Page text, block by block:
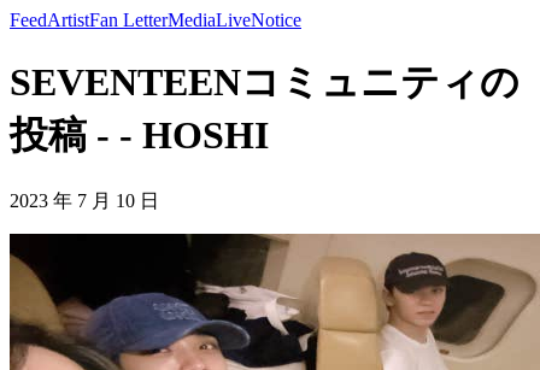
FeedArtistFan LetterMediaLiveNotice
SEVENTEENコミュニティの
投稿 - - HOSHI
2023 年 7 月 10 日